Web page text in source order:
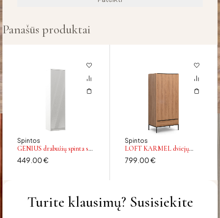
Panašūs produktai
Spintos
GENIUS drabužių spinta su
kabykla, 60 cm, blizgios
449.00€
Spintos
LOFT KARMEL dviejų
durų spinta su kabykla
799.00€
Turite klausimų? Susisiekite